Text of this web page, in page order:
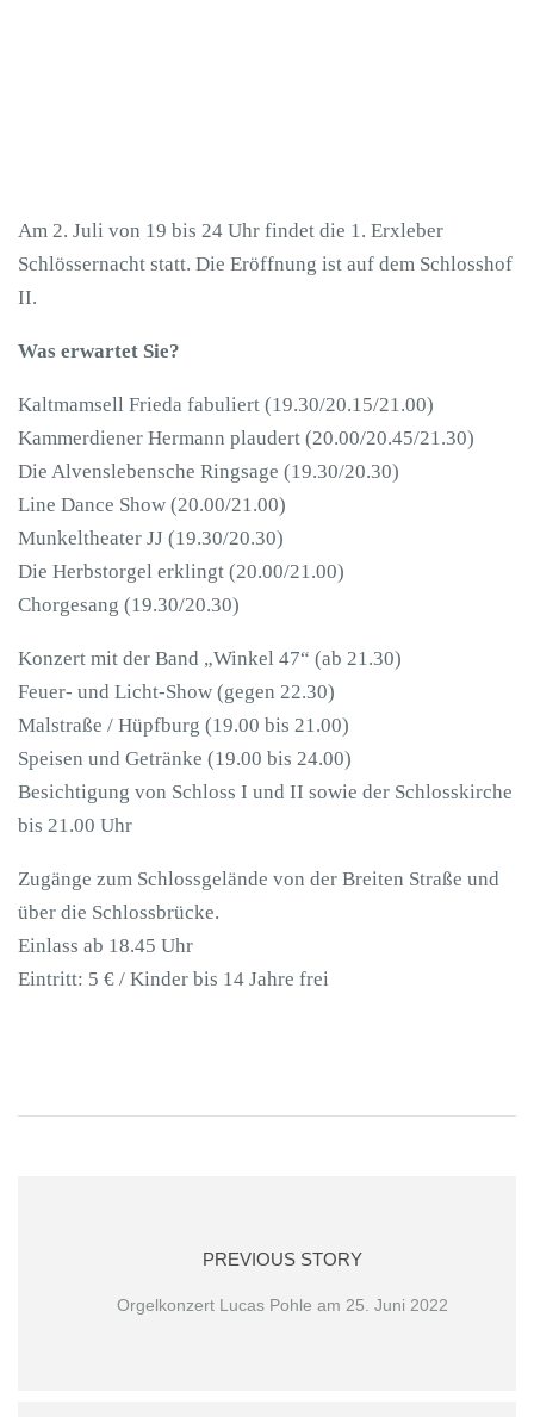
Am 2. Juli von 19 bis 24 Uhr findet die 1. Erxleber
Schlössernacht statt. Die Eröffnung ist auf dem Schlosshof
II.
Was erwartet Sie?
Kaltmamsell Frieda fabuliert (19.30/20.15/21.00)
Kammerdiener Hermann plaudert (20.00/20.45/21.30)
Die Alvenslebensche Ringsage (19.30/20.30)
Line Dance Show (20.00/21.00)
Munkeltheater JJ (19.30/20.30)
Die Herbstorgel erklingt (20.00/21.00)
Chorgesang (19.30/20.30)
Konzert mit der Band „Winkel 47“ (ab 21.30)
Feuer- und Licht-Show (gegen 22.30)
Malstraße / Hüpfburg (19.00 bis 21.00)
Speisen und Getränke (19.00 bis 24.00)
Besichtigung von Schloss I und II sowie der Schlosskirche
bis 21.00 Uhr
Zugänge zum Schlossgelände von der Breiten Straße und
über die Schlossbrücke.
Einlass ab 18.45 Uhr
Eintritt: 5 € / Kinder bis 14 Jahre frei
PREVIOUS STORY
Orgelkonzert Lucas Pohle am 25. Juni 2022